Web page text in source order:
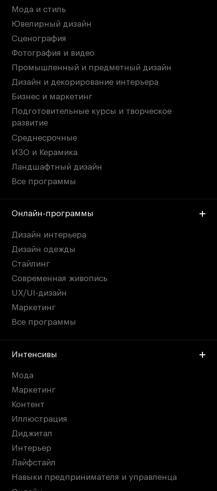
Мода и стиль
Ювелирный дизайн
Сценография
Фотография и видео
Промышленный и предметный дизайн
Дизайн и декорирование интерьера
Бизнес и маркетинг
Подготовительные курсы и творческое
развитие
Среднесрочные
ИЗО и Керамика
Ландшафтный дизайн
Все программы
Онлайн-программы
Дизайн интерьера
Дизайн одежды
Стайлинг
Современная живопись
UX/UI-дизайн
Маркетинг
Все программы
Интенсивы
Мода
Маркетинг
Контент
Иллюстрация
Диджитал
Интерьер
Лайфстайл
Навыки предпринимателя и управленца